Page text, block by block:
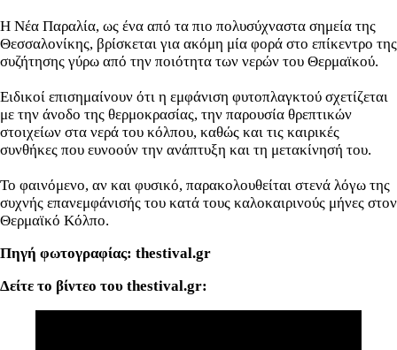
Η Νέα Παραλία, ως ένα από τα πιο πολυσύχναστα σημεία της
Θεσσαλονίκης, βρίσκεται για ακόμη μία φορά στο επίκεντρο της
συζήτησης γύρω από την ποιότητα των νερών του Θερμαϊκού.
Ειδικοί επισημαίνουν ότι η εμφάνιση φυτοπλαγκτού σχετίζεται
με την άνοδο της θερμοκρασίας, την παρουσία θρεπτικών
στοιχείων στα νερά του κόλπου, καθώς και τις καιρικές
συνθήκες που ευνοούν την ανάπτυξη και τη μετακίνησή του.
Το φαινόμενο, αν και φυσικό, παρακολουθείται στενά λόγω της
συχνής επανεμφάνισής του κατά τους καλοκαιρινούς μήνες στον
Θερμαϊκό Κόλπο.
Πηγή φωτογραφίας: thestival.gr
Δείτε το βίντεο του thestival.gr: